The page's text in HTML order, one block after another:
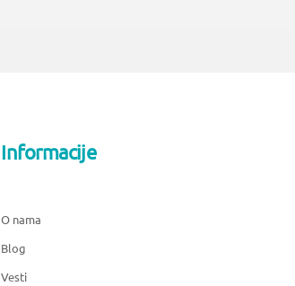
Informacije
O nama
Blog
Vesti